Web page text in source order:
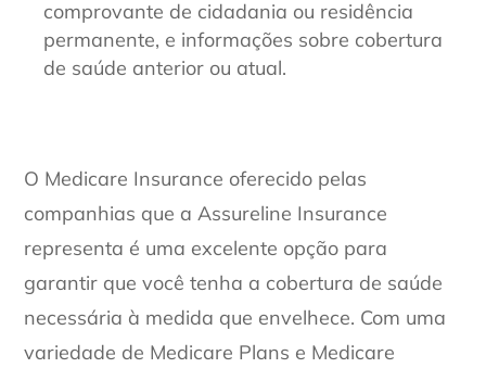
comprovante de cidadania ou residência
permanente, e informações sobre cobertura
de saúde anterior ou atual.
O Medicare Insurance oferecido pelas
companhias que a Assureline Insurance
representa é uma excelente opção para
garantir que você tenha a cobertura de saúde
necessária à medida que envelhece. Com uma
variedade de Medicare Plans e Medicare